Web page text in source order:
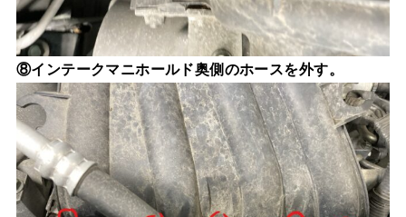
⑧インテークマニホールド奥側のホースを外す。